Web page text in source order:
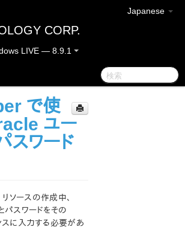
Japanese
CORP.
LIVE — 8.9.1
Windows
Windows リリースノート
における LifeKeeper for Windows の利用
で使
ユー
スワード
ソースの作成中、
スワードをその
に入力する必要があ